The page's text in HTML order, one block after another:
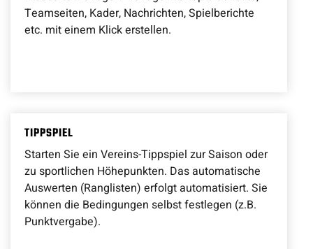
Teamseiten, Kader, Nachrichten, Spielberichte
etc. mit einem Klick erstellen.
TIPPSPIEL
Starten Sie ein Vereins-Tippspiel zur Saison oder
zu sportlichen Höhepunkten. Das automatische
Auswerten (Ranglisten) erfolgt automatisiert. Sie
können die Bedingungen selbst festlegen (z.B.
Punktvergabe).